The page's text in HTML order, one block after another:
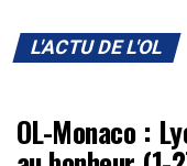
L'ACTU DE L'OL
OL-Monaco :